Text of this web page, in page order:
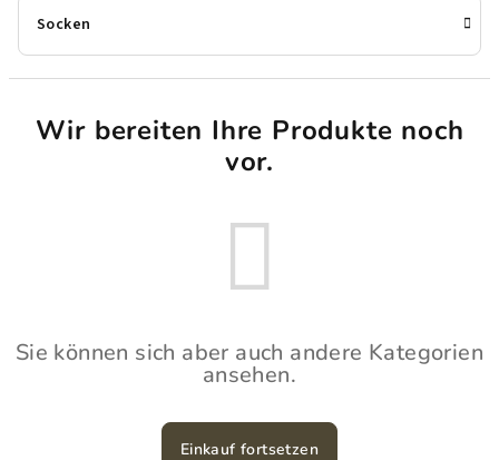
Socken
Wir bereiten Ihre Produkte noch
vor.
Sie können sich aber auch andere Kategorien
ansehen.
Einkauf fortsetzen